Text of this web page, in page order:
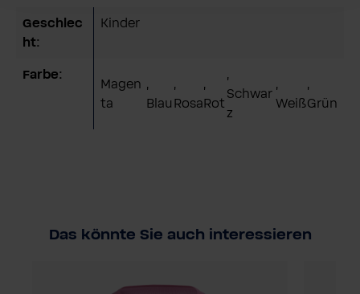
Geschlec
ht:
Kinder
Farbe:
Magen
ta
,
Blau
,
Rosa
,
Rot
,
Schwar
z
,
Weiß
,
Grün
Das könnte Sie auch interessieren